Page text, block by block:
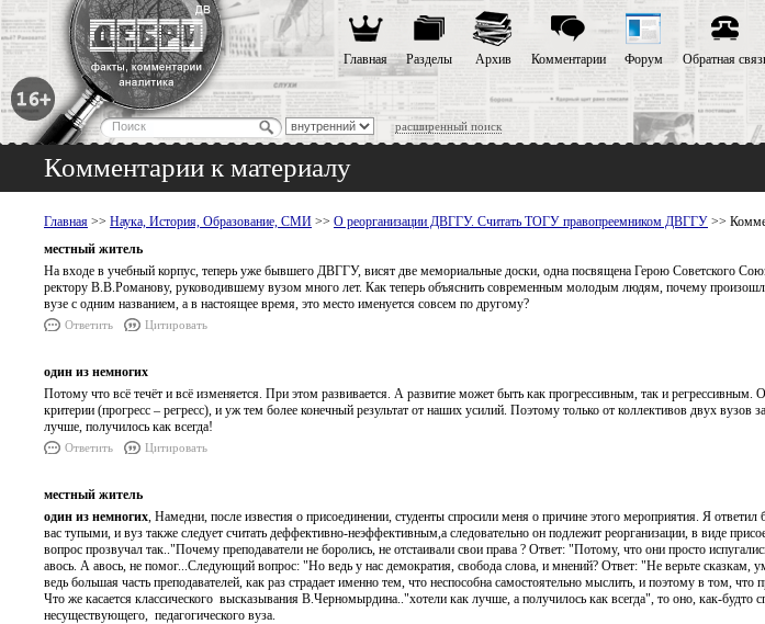
расширенный поиск
Главная Разделы Архив Комментарии Форум Обратная
Комментарии к материалу
Главная >> Наука, История, Образование, СМИ >> О реорганизации ДВГГУ. Считать ТОГУ правопреемником ДВГГУ >>
местный житель
На входе в учебный корпус, теперь уже бывшего ДВГГУ, висят две мемориальные доски, одна посвящена Герою Советского
ректору В.В.Романову, руководившему вузом много лет. Как теперь объяснить современным молодым людям, почему
вузе с одним названием, а в настоящее время, это место именуется совсем по другому?
Ответить Цитировать
один из немногих
Потому что всё течёт и всё изменяется. При этом развивается. А развитие может быть как прогрессивным, так и регрессивным.
критерии (прогресс – регресс), и уж тем более конечный результат от наших усилий. Поэтому только от коллективов двух вузов
лучше, получилось как всегда!
Ответить Цитировать
местный житель
один из немногих, Намедни, после известия о присоединении, студенты спросили меня о причине этого мероприятия. Я
вас тупыми, и вуз также следует считать деффективно-неэффективным,а следовательно он подлежит реорганизации, в виде
вопрос прозвучал так.."Почему преподаватели не боролись, не отстаивали свои права ? Ответ: "Потому, что они просто
авось. А авось, не помог...Следующий вопрос: "Но ведь у нас демократия, свобода слова, и мнений? Ответ: "Не верьте
ведь большая часть преподавателей, как раз страдает именно тем, что неспособна самостоятельно мыслить, и поэтому в том,
Что же касается классического высказывания В.Черномырдина.."хотели как лучше, а получилось как всегда", то оно, как-будто
несуществующего, педагогического вуза.